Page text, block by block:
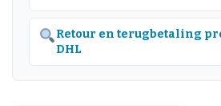
Retour en terugbetaling
DHL